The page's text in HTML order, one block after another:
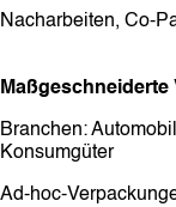
Nacharbeiten, Co-
Maßgeschneiderte
Branchen:
Konsumgüter
Ad-hoc-